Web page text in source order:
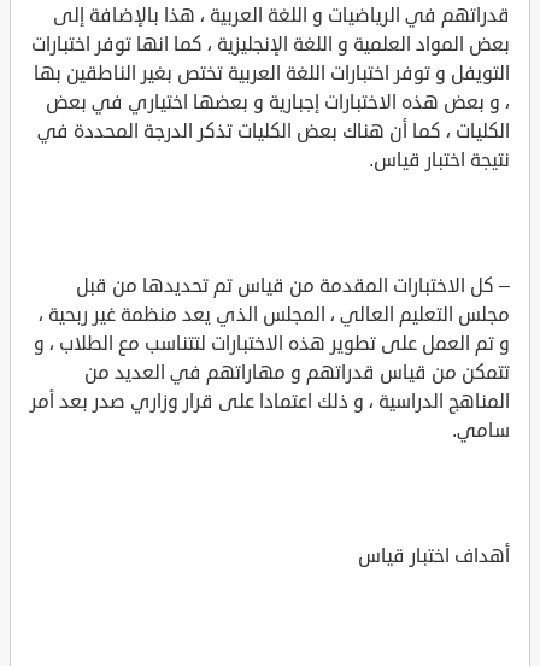
قدراتهم في الرياضيات و اللغة العربية ، هذا بالإضافة إلى
بعض المواد العلمية و اللغة الإنجليزية ، كما انها توفر اختبارات
التويفل و توفر اختبارات اللغة العربية تختص بغير الناطقين بها
، و بعض هذه الاختبارات إجبارية و بعضها اختياري في بعض
الكليات ، كما أن هناك بعض الكليات تذكر الدرجة المحددة في
نتيجة اختبار قياس.
– كل الاختبارات المقدمة من قياس تم تحديدها من قبل
مجلس التعليم العالي ، المجلس الذي يعد منظمة غير ربحية ،
و تم العمل على تطوير هذه الاختبارات لتتناسب مع الطلاب ، و
تتمكن من قياس قدراتهم و مهاراتهم في العديد من
المناهج الدراسية ، و ذلك اعتمادا على قرار وزاري صدر بعد أمر
سامي.
أهداف اختبار قياس